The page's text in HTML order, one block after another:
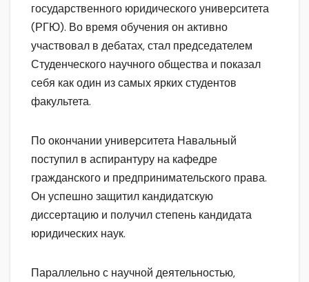
государственного юридического университета
(РГЮ). Во время обучения он активно
участвовал в дебатах, стал председателем
Студенческого научного общества и показал
себя как один из самых ярких студентов
факультета.
По окончании университета Навальный
поступил в аспирантуру на кафедре
гражданского и предпринимательского права.
Он успешно защитил кандидатскую
диссертацию и получил степень кандидата
юридических наук.
Параллельно с научной деятельностью,